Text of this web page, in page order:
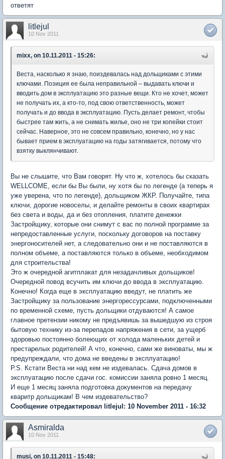
ответят
litlejul
10 Nov 2011
mixx, on 10.11.2011 - 15:26:
Веста, насколько я знаю, поиздевалась над дольщиками с этими
ключами. Позиция ее была неправильной – выдавать ключи и
вводить дом в эксплуатацию это разные вещи. Кто не хочет, может
не получать их, а кто-то, под свою ответственность, может
получать и до ввода в эксплуатацию. Пусть делает ремонт, чтобы
быстрее там жить, а не снимать жилье, оно не три копейки стоит
сейчас. Наверное, это не совсем правильно, конечно, но у нас
бывает прием в эксплуатацию на годы затягивается, потому что
взятку выклянчивают.
Вы не слышите, что Вам говорят. Ну что ж, хотелось бы сказать
WELLCOME, если бы Вы были, ну хотя бы по легенде (а теперь я
уже уверена, что по легенде), дольщиком ЖКР. Получайте, типа
ключи, дорогие новоселы, и делайте ремонты в своих квартирах
без света и воды, да и без отопления, платите денежки
Застройщику, которые они снимут с вас по полной программе за
непредоставленные услуги, поскольку договоров на поставку
энергоносителей нет, а следовательно они и не поставляются в
полном объеме, а поставляются только в объеме, необходимом
для строительства!
Это ж очередной агитплакат для незадачливых дольщиков!
Очередной повод всучить им ключи до ввода в эксплуатацию.
Конечно! Когда еще в эксплуатацию введут, не платить же
Застройщику за пользование энергорессурсами, подключенными
по временной схеме, пусть дольщики отдуваются! А самое
главное претензии никому не предъявишь за вышедшую из строя
бытовую технику из-за перепадов напряжения в сети, за ущерб
здоровью постоянно болеющих от холода маленьких детей и
престарелых родителей! А что, конечно, сами же виноваты, мы ж
предупреждали, что дома не введены в эксплуатацию!
P.S. Кстати Веста ни над кем не издевалась. Сдача домов в
эксплуатацию после сдачи гос. комиссии заняла ровно 1 месяц.
И еще 1 месяц заняла подготовка документов на передачу
кваритр дольщикам! В чем издевательство?
Сообщение отредактировал litlejul: 10 November 2011 - 16:32
Asmiralda
10 Nov 2011
musi, on 10.11.2011 - 15:48: